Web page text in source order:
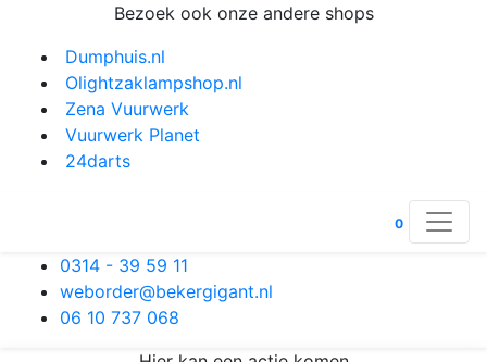
Bezoek ook onze andere shops
Dumphuis.nl
Olightzaklampshop.nl
Zena Vuurwerk
Vuurwerk Planet
24darts
0
0314 - 39 59 11
weborder@bekergigant.nl
06 10 737 068